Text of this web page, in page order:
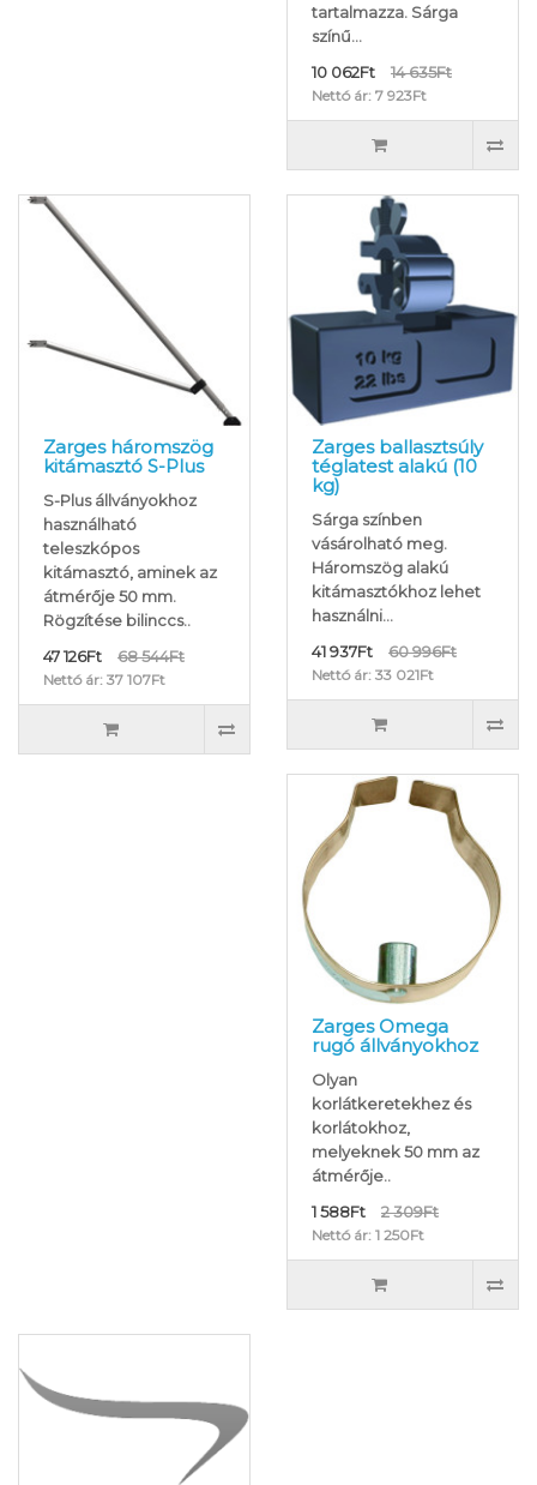
tartalmazza. Sárga
színű...
10 062Ft
14 635Ft
Nettó ár: 7 923Ft
Zarges háromszög
kitámasztó S-Plus
S-Plus állványokhoz
használható
teleszkópos
kitámasztó, aminek az
átmérője 50 mm.
Rögzítése bilinccs..
47 126Ft
68 544Ft
Nettó ár: 37 107Ft
Zarges ballasztsúly
téglatest alakú (10
kg)
Sárga színben
vásárolható meg.
Háromszög alakú
kitámasztókhoz lehet
használni...
41 937Ft
60 996Ft
Nettó ár: 33 021Ft
Zarges Omega
rugó állványokhoz
Olyan
korlátkeretekhez és
korlátokhoz,
melyeknek 50 mm az
átmérője..
1 588Ft
2 309Ft
Nettó ár: 1 250Ft